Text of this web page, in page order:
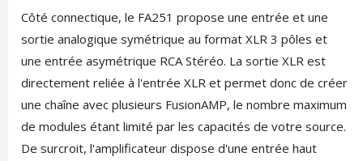
Côté connectique, le FA251 propose une entrée et une
sortie analogique symétrique au format XLR 3 pôles et
une entrée asymétrique RCA Stéréo. La sortie XLR est
directement reliée à l'entrée XLR et permet donc de créer
une chaîne avec plusieurs FusionAMP, le nombre maximum
de modules étant limité par les capacités de votre source.
De surcroit, l'amplificateur dispose d'une entrée haut